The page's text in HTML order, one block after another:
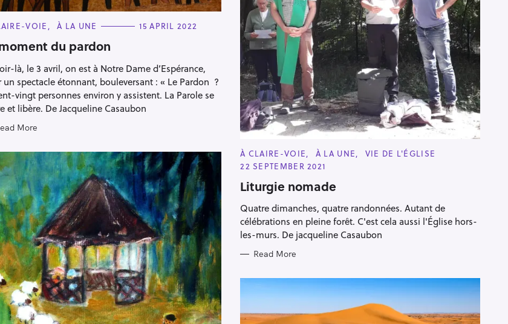
VOIE À LA UNE 15 APRIL 2022
du pardon
là, le 3 avril, on est à Notre Dame d’Espérance,
un spectacle étonnant, bouleversant : « Le Pardon ?
vingt personnes environ y assistent. La Parole se
et libère. De Jacqueline Casaubon
More
C
T
G
O
R
I
E
S
À CLAIRE-VOIE À LA UNE
VIE DE L'ÉGLISE
22 SEPTEMBER 2021
Liturgie nomade
Quatre dimanches, quatre randonnées. Autant de
célébrations en pleine forêt. C'est cela aussi l'Église hors-
les-murs. De jacqueline Casaubon
Read More